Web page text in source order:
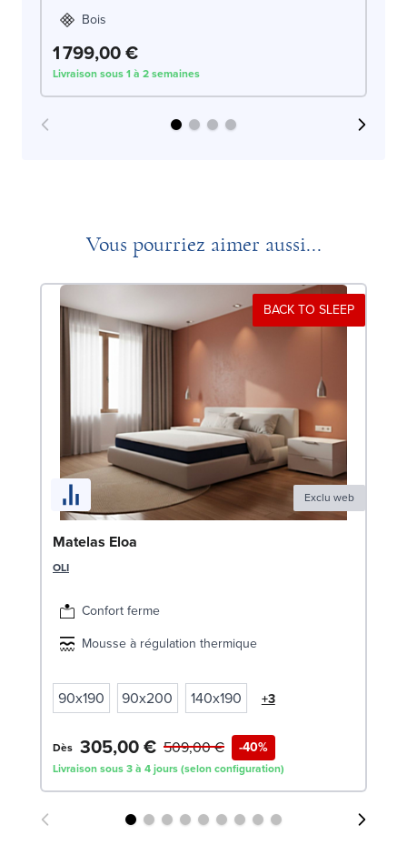
Bois
1 799,00 €
Livraison sous 1 à 2 semaines
Vous pourriez aimer aussi...
BACK TO SLEEP
Exclu web
Matelas Eloa
OLI
Confort ferme
Mousse à régulation thermique
90x190 90x200 140x190 +3
Dès 305,00 € -40%
509,00 €
Livraison sous 3 à 4 jours (selon configuration)